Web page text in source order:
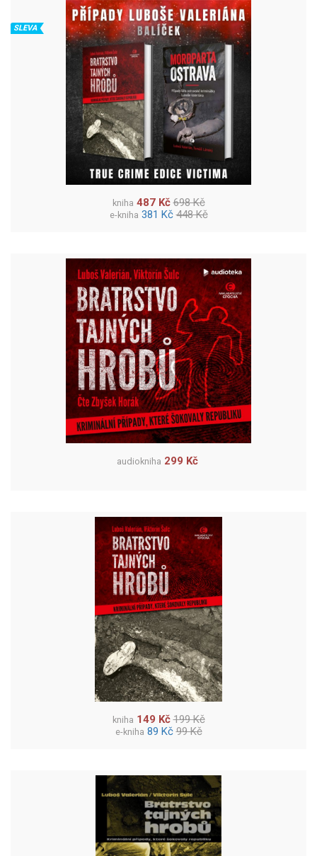
SLEVA
kniha 487 Kč 698 Kč
e-kniha 381 Kč 448 Kč
audiokniha 299 Kč
kniha 149 Kč 199 Kč
e-kniha 89 Kč 99 Kč